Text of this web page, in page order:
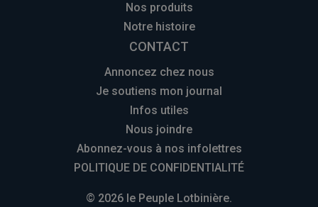
Nos produits
Notre histoire
CONTACT
Annoncez chez nous
Je soutiens mon journal
Infos utiles
Nous joindre
Abonnez-vous à nos infolettres
POLITIQUE DE CONFIDENTIALITÉ
© 2026 le Peuple Lotbinière.